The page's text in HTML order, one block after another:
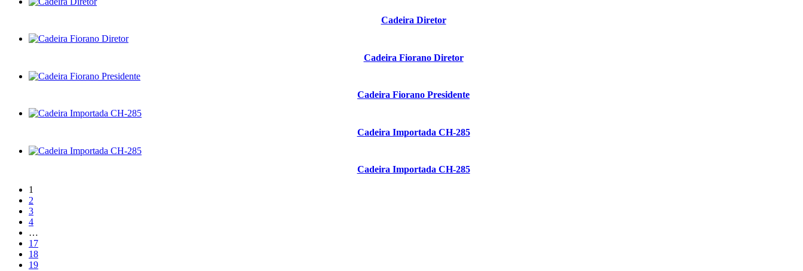
Cadeira Diretor
Cadeira Fiorano Diretor
Cadeira Fiorano Presidente
Cadeira Importada CH-285
Cadeira Importada CH-285
1
2
3
4
…
17
18
19